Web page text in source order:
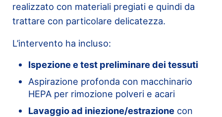
realizzato con materiali pregiati e quindi da
trattare con particolare delicatezza.
L’intervento ha incluso:
Ispezione e test preliminare dei tessuti
Aspirazione profonda con macchinario
HEPA per rimozione polveri e acari
Lavaggio ad iniezione/estrazionecon